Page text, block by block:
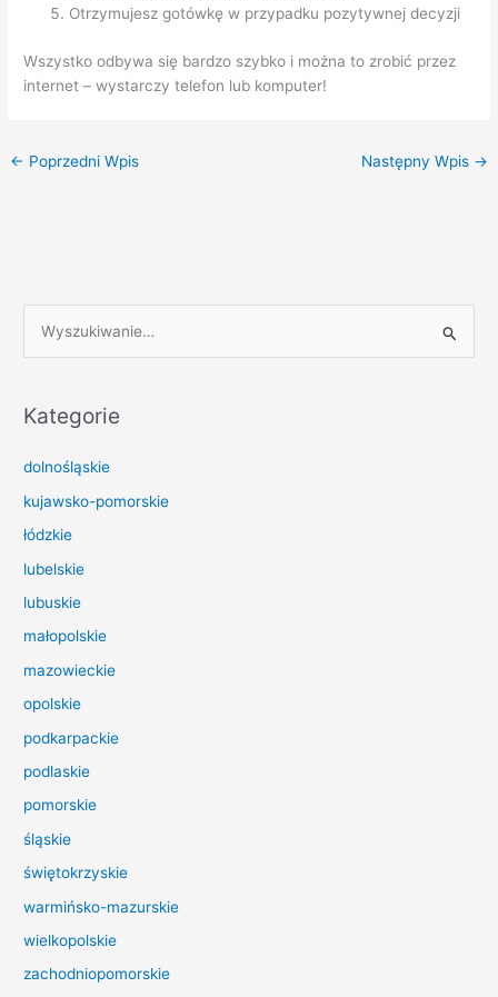
Otrzymujesz gotówkę w przypadku pozytywnej decyzji
Wszystko odbywa się bardzo szybko i można to zrobić przez
internet – wystarczy telefon lub komputer!
← Poprzedni Wpis Następny Wpis →
k
j
d
l
Kategorie
dolnośląskie
kujawsko-pomorskie
łódzkie
lubelskie
lubuskie
małopolskie
mazowieckie
opolskie
podkarpackie
podlaskie
pomorskie
śląskie
świętokrzyskie
warmińsko-mazurskie
wielkopolskie
zachodniopomorskie